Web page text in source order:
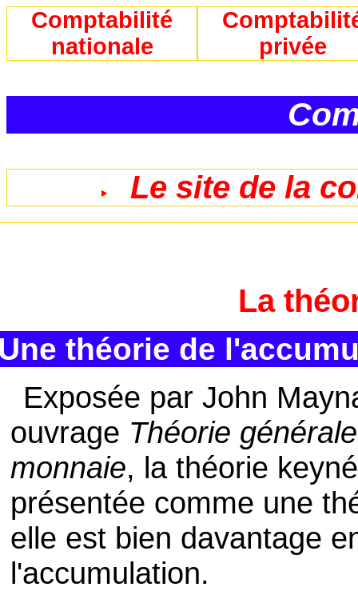
Comptabilité
nationale
privée
Le site de la
La
théorie de
Exposée par John
ouvrage Théorie
monnaie, la théorie
présentée comme une
elle est bien davantage
l'accumulation.